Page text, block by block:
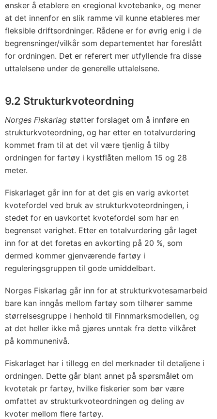
ønsker å etablere en «regional kvotebank», og mener
at det innenfor en slik ramme vil kunne etableres mer
fleksible driftsordninger. Rådene er for øvrig enig i de
begrensninger/vilkår som departementet har foreslått
for ordningen. Det er referert mer utfyllende fra disse
uttalelsene under de generelle uttalelsene.
9.2 Strukturkvoteordning
Norges Fiskarlag støtter forslaget om å innføre en
strukturkvoteordning, og har etter en totalvurdering
kommet fram til at det vil være tjenlig å tilby
ordningen for fartøy i kystflåten mellom 15 og 28
meter.
Fiskarlaget går inn for at det gis en varig avkortet
kvotefordel ved bruk av strukturkvoteordningen, i
stedet for en uavkortet kvotefordel som har en
begrenset varighet. Etter en totalvurdering går laget
inn for at det foretas en avkorting på 20 %, som
dermed kommer gjenværende fartøy i
reguleringsgruppen til gode umiddelbart.
Norges Fiskarlag går inn for at strukturkvotesamarbeid
bare kan inngås mellom fartøy som tilhører samme
størrelsesgruppe i henhold til Finnmarksmodellen, og
at det heller ikke må gjøres unntak fra dette vilkåret
på kommunenivå.
Fiskarlaget har i tillegg en del merknader til detaljene i
ordningen. Dette går blant annet på spørsmålet om
kvotetak pr fartøy, hvilke fiskerier som bør være
omfattet av strukturkvoteordningen og deling av
kvoter mellom flere fartøy.